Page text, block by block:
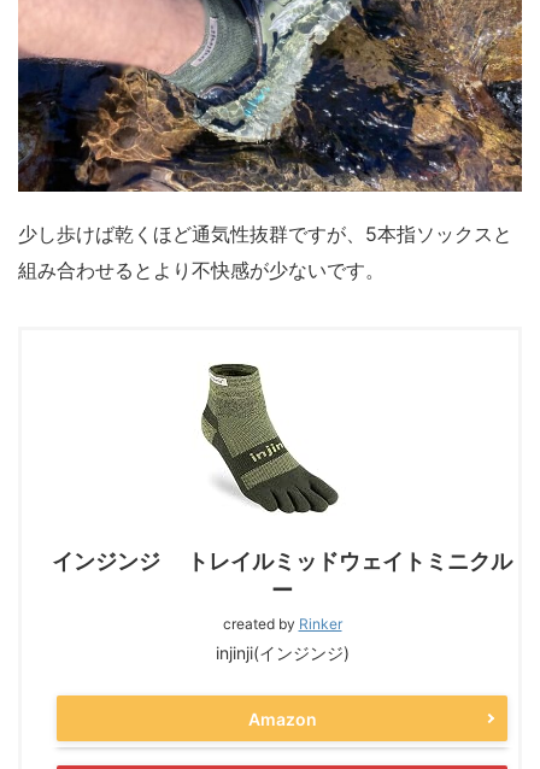
少し歩けば乾くほど通気性抜群ですが、5本指ソックスと
組み合わせるとより不快感が少ないです。
インジンジ トレイルミッドウェイトミニクル
ー
created by Rinker
injinji(インジンジ)
Amazon